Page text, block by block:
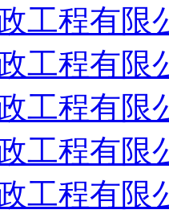
工程有限
工程有限
工程有限
工程有限
工程有限